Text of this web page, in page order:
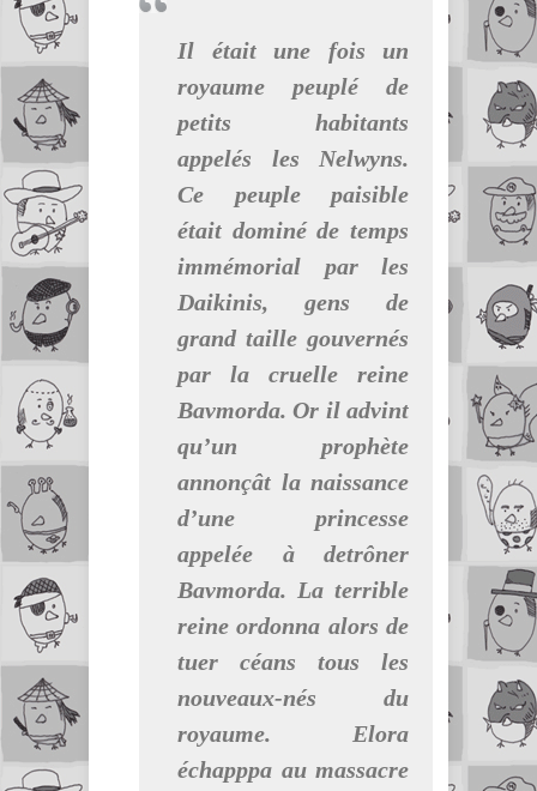
Il était une fois un
royaume peuplé de
petits habitants
appelés les Nelwyns.
Ce peuple paisible
était dominé de temps
immémorial par les
Daikinis, gens de
grand taille gouvernés
par la cruelle reine
Bavmorda. Or il advint
qu’un prophète
annonçât la naissance
d’une princesse
appelée à detrôner
Bavmorda. La terrible
reine ordonna alors de
tuer céans tous les
nouveaux-nés du
royaume. Elora
échapppa au massacre